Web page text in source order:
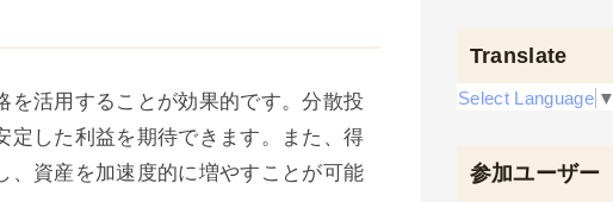
を活用することが効果的です。分散投
定した利益を期待できます。また、得
、資産を加速度的に増やすことが可能
Translate
Select Language ▼
参加ユーザー